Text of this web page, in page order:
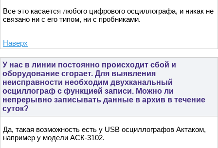
Все это касается любого цифрового осциллографа, и никак не
связано ни с его типом, ни с пробниками.
Наверх
У нас в линии постоянно происходит сбой и
оборудование сгорает. Для выявления
неисправности необходим двухканальный
осциллограф с функцией записи. Можно ли
непрерывно записывать данные в архив в течение
суток?
Да, такая возможность есть у USB осциллографов Актаком,
например у модели АСК-3102.